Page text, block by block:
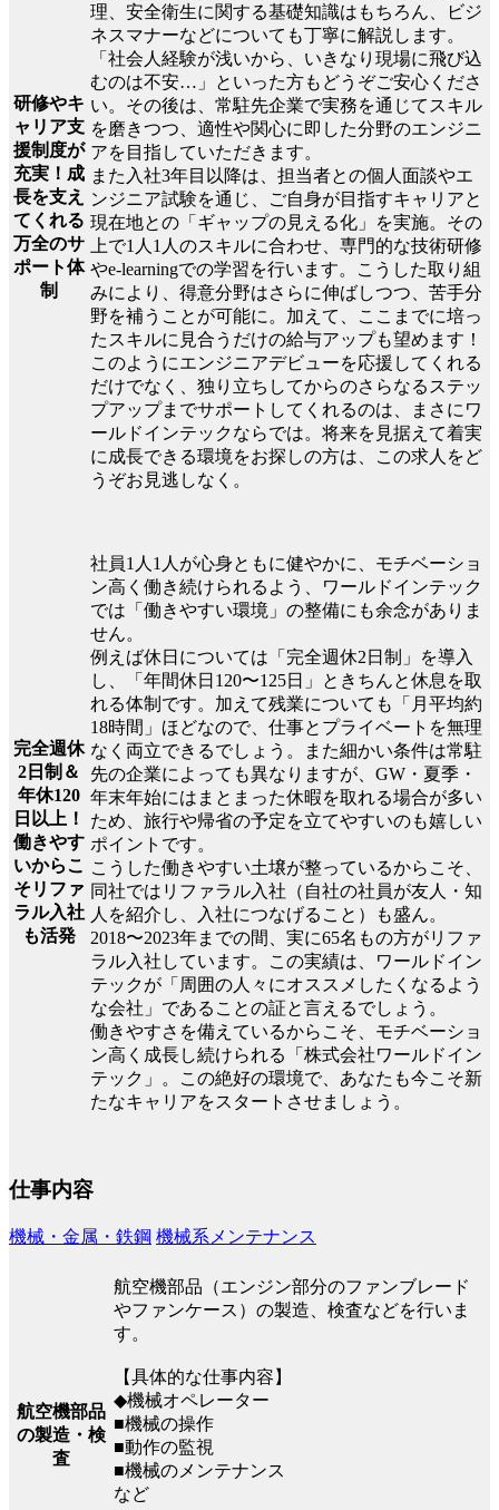
研修やキ
ャリア支
援制度が
充実！成
長を支え
てくれる
万全のサ
ポート体
制
理、安全衛生に関する基礎知識はもちろん、ビジ
ネスマナーなどについても丁寧に解説します。
「社会人経験が浅いから、いきなり現場に飛び込
むのは不安…」といった方もどうぞご安心くださ
い。その後は、常駐先企業で実務を通じてスキル
を磨きつつ、適性や関心に即した分野のエンジニ
アを目指していただきます。
また入社3年目以降は、担当者との個人面談やエ
ンジニア試験を通じ、ご自身が目指すキャリアと
現在地との「ギャップの見える化」を実施。その
上で1人1人のスキルに合わせ、専門的な技術研修
やe-learningでの学習を行います。こうした取り組
みにより、得意分野はさらに伸ばしつつ、苦手分
野を補うことが可能に。加えて、ここまでに培っ
たスキルに見合うだけの給与アップも望めます！
このようにエンジニアデビューを応援してくれる
だけでなく、独り立ちしてからのさらなるステッ
プアップまでサポートしてくれるのは、まさにワ
ールドインテックならでは。将来を見据えて着実
に成長できる環境をお探しの方は、この求人をど
うぞお見逃しなく。
完全週休
2日制＆
年休120
日以上！
働きやす
いからこ
そリファ
ラル入社
も活発
社員1人1人が心身ともに健やかに、モチベーショ
ン高く働き続けられるよう、ワールドインテック
では「働きやすい環境」の整備にも余念がありま
せん。
例えば休日については「完全週休2日制」を導入
し、「年間休日120〜125日」ときちんと休息を取
れる体制です。加えて残業についても「月平均約
18時間」ほどなので、仕事とプライベートを無理
なく両立できるでしょう。また細かい条件は常駐
先の企業によっても異なりますが、GW・夏季・
年末年始にはまとまった休暇を取れる場合が多い
ため、旅行や帰省の予定を立てやすいのも嬉しい
ポイントです。
こうした働きやすい土壌が整っているからこそ、
同社ではリファラル入社（自社の社員が友人・知
人を紹介し、入社につなげること）も盛ん。
2018〜2023年までの間、実に65名もの方がリファ
ラル入社しています。この実績は、ワールドイン
テックが「周囲の人々にオススメしたくなるよう
な会社」であることの証と言えるでしょう。
働きやすさを備えているからこそ、モチベーショ
ン高く成長し続けられる「株式会社ワールドイン
テック」。この絶好の環境で、あなたも今こそ新
たなキャリアをスタートさせましょう。
仕事内容
機械・金属・鉄鋼 機械系メンテナンス
航空機部品
の製造・検
査
航空機部品（エンジン部分のファンブレード
やファンケース）の製造、検査などを行いま
す。
【具体的な仕事内容】
◆機械オペレーター
■機械の操作
■動作の監視
■機械のメンテナンス
など